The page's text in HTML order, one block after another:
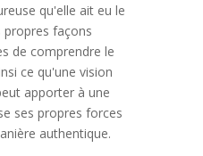
qu'elle ait eu le
propres façons
de comprendre le
ce qu'une vision
apporter à une
ses propres forces
authentique.